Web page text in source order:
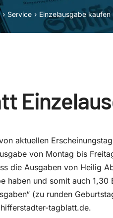
Service Einzelausgabe kaufen
aktuellen
von Montag bis
die Ausgaben von Heilig
haben und somit auch
(zu runden
tagblatt.de.